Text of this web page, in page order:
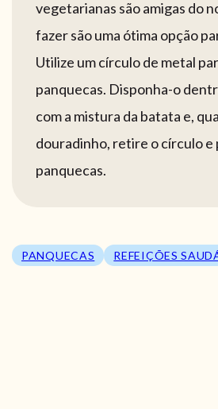
vegetarianas são amigas do
fazer são uma ótima opção
Utilize um círculo de metal
panquecas. Disponha-o
com a mistura da batata e,
douradinho, retire o círculo
panquecas.
PANQUECAS REFEIÇÕES